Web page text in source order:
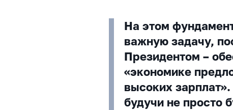
На этом
важную задачу,
Президентом –
«экономике
высоких
будучи не просто